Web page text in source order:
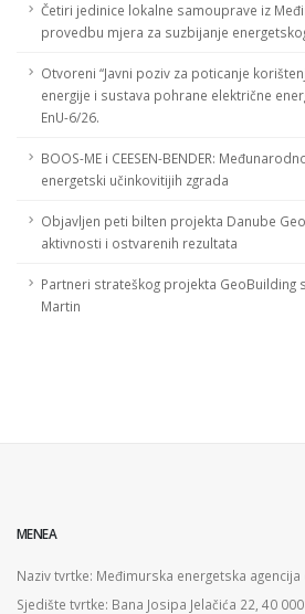
Četiri jedinice lokalne samouprave iz
provedbu mjera za suzbijanje
Otvoreni “Javni poziv za poticanje
energije i sustava pohrane električne
EnU-6/26.
BOOS-ME i CEESEN-BENDER:
energetski učinkovitijih zgrada
Objavljen peti bilten projekta Danube
aktivnosti i ostvarenih rezultata
Partneri strateškog projekta GeoBuilding
Martin
MENEA
Naziv tvrtke: Međimurska energetska agencija
Sjedište tvrtke: Bana Josipa Jelačića 22, 40